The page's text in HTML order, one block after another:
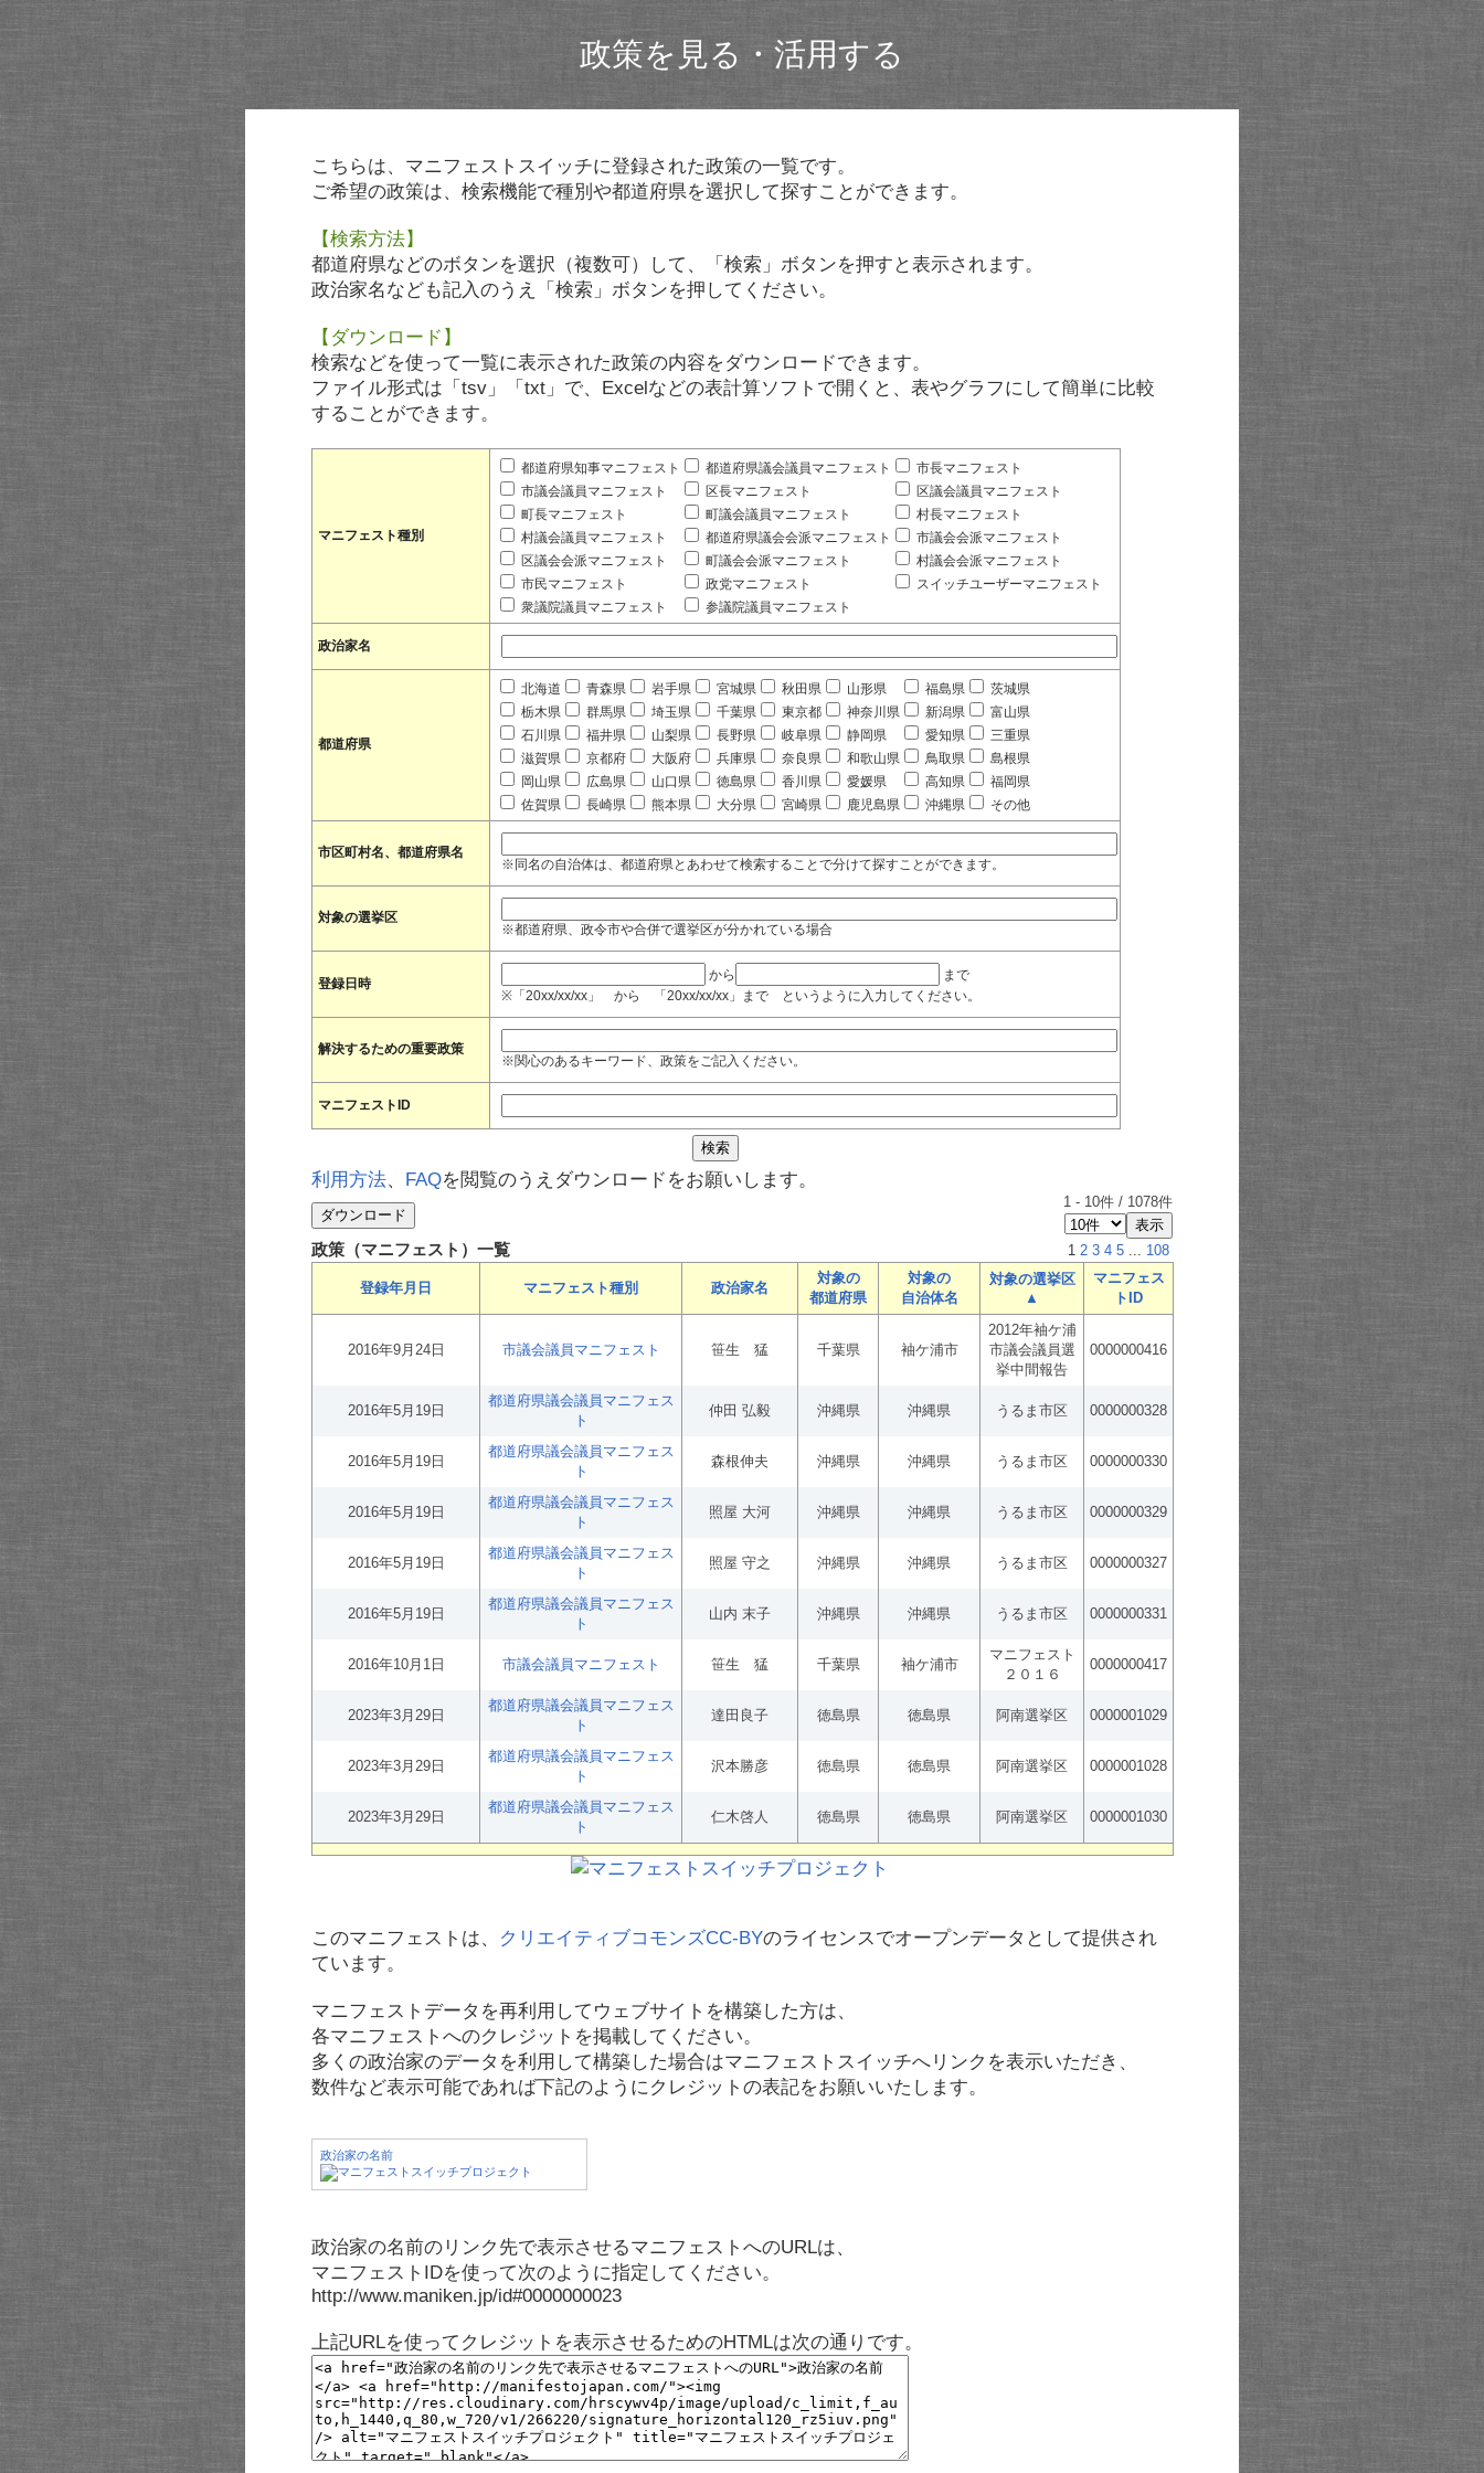
政策を見る・活用する
こちらは、マニフェストスイッチに登録された政策の一覧です。
ご希望の政策は、検索機能で種別や都道府県を選択して探すことができます。
【検索方法】
都道府県などのボタンを選択（複数可）して、「検索」ボタンを押すと表示されます。
政治家名なども記入のうえ「検索」ボタンを押してください。
【ダウンロード】
検索などを使って一覧に表示された政策の内容をダウンロードできます。
ファイル形式は「tsv」「txt」で、Excelなどの表計算ソフトで開くと、表やグラフにして簡単に比較
することができます。
マニフェスト種別
都道府県知事マニフェスト 都道府県議会議員マニフェスト
市長マニフェスト
市議会議員マニフェスト
区長マニフェスト
区議会議員マニフェスト
町長マニフェスト
町議会議員マニフェスト
村長マニフェスト
村議会議員マニフェスト
都道府県議会会派マニフェスト
市議会会派マニフェスト
区議会会派マニフェスト
町議会会派マニフェスト
村議会会派マニフェスト
市民マニフェスト
政党マニフェスト
スイッチユーザーマニフェスト
衆議院議員マニフェスト
参議院議員マニフェスト
政治家名
都道府県
北海道 青森県 岩手県 宮城県 秋田県 山形県 福島県
茨城県
栃木県
群馬県 埼玉県 千葉県 東京都 神奈川県 新潟県
富山県
石川県
福井県 山梨県 長野県 岐阜県 静岡県 愛知県
三重県
滋賀県
京都府 大阪府 兵庫県 奈良県 和歌山県 鳥取県
島根県
岡山県
広島県 山口県 徳島県 香川県 愛媛県 高知県
福岡県
佐賀県
長崎県 熊本県 大分県 宮崎県 鹿児島県 沖縄県 その他
市区町村名、都道府県名
※同名の自治体は、都道府県とあわせて検索することで分けて探すことができます。
対象の選挙区
※都道府県、政令市や合併で選挙区が分かれている場合
登録日時
から
まで
※「20xx/xx/xx」 から 「20xx/xx/xx」まで というように入力してください。
解決するための重要政策
※関心のあるキーワード、政策をご記入ください。
マニフェストID
利用方法、 FAQを閲覧のうえダウンロードをお願いします。
1 - 10件 / 1078件
政策（マニフェスト）一覧 1 2 3 4 5 ... 108
登録年月日 マニフェスト種別 政治家名
対象の
都道府県
対象の
自治体名
対象の選挙区
▲
マニフェス
トID
2016年9月24日 市議会議員マニフェスト 笹生 猛 千葉県 袖ケ浦市
2012年袖ケ浦
市議会議員選
挙中間報告
0000000416
2016年5月19日
都道府県議会議員マニフェス
ト
仲田 弘毅 沖縄県 沖縄県 うるま市区 0000000328
2016年5月19日
都道府県議会議員マニフェス
ト
森根伸夫 沖縄県 沖縄県 うるま市区 0000000330
2016年5月19日
都道府県議会議員マニフェス
ト
照屋 大河 沖縄県 沖縄県 うるま市区 0000000329
2016年5月19日
都道府県議会議員マニフェス
ト
照屋 守之 沖縄県 沖縄県 うるま市区 0000000327
2016年5月19日
都道府県議会議員マニフェス
ト
山内 末子 沖縄県 沖縄県 うるま市区 0000000331
2016年10月1日 市議会議員マニフェスト 笹生 猛 千葉県 袖ケ浦市
マニフェスト
２０１６
0000000417
2023年3月29日
都道府県議会議員マニフェス
ト
達田良子 徳島県 徳島県 阿南選挙区 0000001029
2023年3月29日
都道府県議会議員マニフェス
ト
沢本勝彦 徳島県 徳島県 阿南選挙区 0000001028
2023年3月29日
都道府県議会議員マニフェス
ト
仁木啓人 徳島県 徳島県 阿南選挙区 0000001030
このマニフェストは、 クリエイティブコモンズCC-BYのライセンスでオープンデータとして提供され
ています。
マニフェストデータを再利用してウェブサイトを構築した方は、
各マニフェストへのクレジットを掲載してください。
多くの政治家のデータを利用して構築した場合はマニフェストスイッチへリンクを表示いただき、
数件など表示可能であれば下記のようにクレジットの表記をお願いいたします。
政治家の名前
政治家の名前のリンク先で表示させるマニフェストへのURLは、
マニフェストIDを使って次のように指定してください。
http://www.maniken.jp/id#0000000023
上記URLを使ってクレジットを表示させるためのHTMLは次の通りです。